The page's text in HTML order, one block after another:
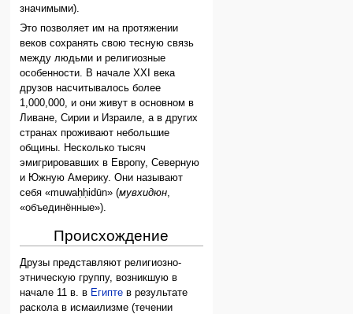
значимыми).
Это позволяет им на протяжении
веков сохранять свою тесную связь
между людьми и религиозные
особенности. В начале XXI века
друзов насчитывалось более
1,000,000, и они живут в основном в
Ливане, Сирии и Израиле, а в других
странах проживают небольшие
общины. Несколько тысяч
эмигрировавших в Европу, Северную
и Южную Америку. Они называют
себя «muwaḥḥidūn» (мувхидюн,
«объединённые»).
Происхождение
Друзы представляют религиозно-
этническую группу, возникшую в
начале 11 в. в Египте в результате
раскола в исмаилизме (течении